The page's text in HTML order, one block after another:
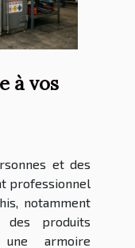
à vos
et des
professionnel
notamment
produits
une armoire